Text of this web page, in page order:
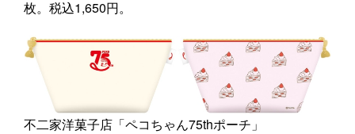
枚。税込1,650円。
不二家洋菓子店「ペコちゃん75thポーチ」